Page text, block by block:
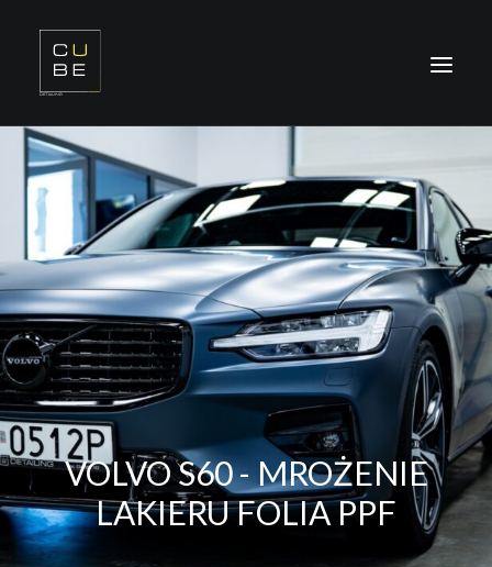
O NAS
OFERTA
REALIZACJE
SZKOLENIA
KONTAKT
ODDZIAŁY
VOLVO S60 - MROŻENIE
LAKIERU FOLIA PPF